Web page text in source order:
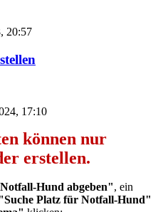
20:57
17:10
können nur
erstellen.
Hund abgeben", ein
Platz für Notfall-Hund"